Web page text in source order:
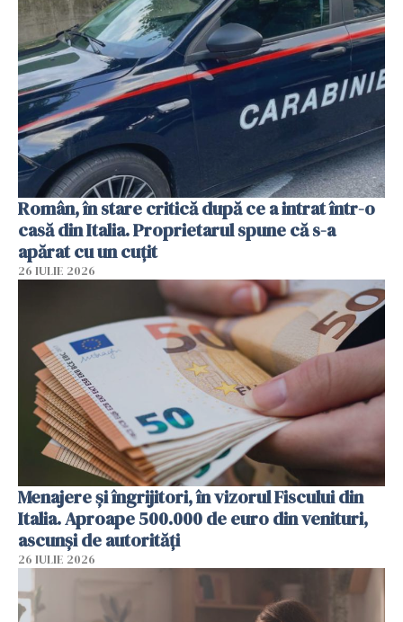
Român, în stare critică după ce a intrat într-o
casă din Italia. Proprietarul spune că s-a
apărat cu un cuțit
26 IULIE 2026
Menajere și îngrijitori, în vizorul Fiscului din
Italia. Aproape 500.000 de euro din venituri,
ascunși de autorități
26 IULIE 2026